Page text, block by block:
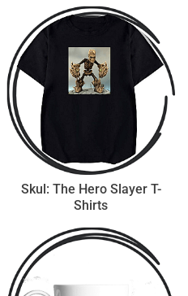
Skul: The Hero Slayer T-
Shirts